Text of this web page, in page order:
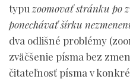
typu zoomovať stránku po
ponechávať šírku
dva odlišné problémy
zväčšenie písma bez
čitateľnosť písma v